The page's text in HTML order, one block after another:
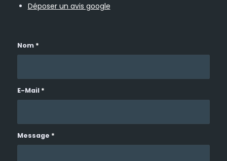
Déposer un avis google
Nom *
E-Mail *
Message *